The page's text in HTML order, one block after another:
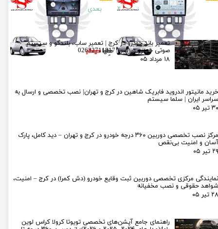
۱ ۲ بعدی
تعمیر باند خودرو در کرج | تعمیر ساب، بلندگو و سیستم
صوتی خودرو در البرز 02632711817
۱۸ مرداد ۰۵
خرید مانیتور اندروید فابریک شاهین در کرج و تهران| نصب تخصصی و ارسال به
سراسر ایران | سلما سیستم
۳۰ تیر ۰۵
مرکز نصب تخصصی دوربین ۳۶۰ درجه خودرو در کرج و تهران – دید کامل، پارک
آسان و امنیت بی‌نقص
۲۹ تیر ۰۵
نمایندگی مرکزی تخصصی دوربین ثبت وقایع خودرو (دش کمرا) در کرج – امنیت،
شواهد حقوقی و نصب مخفیانه
۲۸ تیر ۰۵
راهنمای جامع آپشن‌های تخصصی تویوتا کرولا کراس لوین